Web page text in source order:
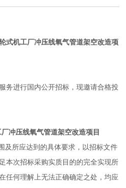
式机工厂冲压线氧气管道架空改造项
务进行国内公开招标，现邀请合格投
冲压线氧气管道架空改造项目
及所应达到的具体要求，以招标文件
本次招标采购实质目的的完全实现所
任何理解上无法正确确定之处，均应